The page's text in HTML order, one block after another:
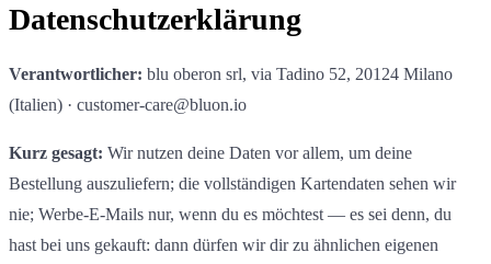
Datenschutzerklärung
Verantwortlicher: blu oberon srl, via Tadino 52, 20124 Milano
(Italien) · customer-care@bluon.io
Kurz gesagt: Wir nutzen deine Daten vor allem, um deine
Bestellung auszuliefern; die vollständigen Kartendaten sehen wir
nie; Werbe-E-Mails nur, wenn du es möchtest — es sei denn, du
hast bei uns gekauft: dann dürfen wir dir zu ähnlichen eigenen